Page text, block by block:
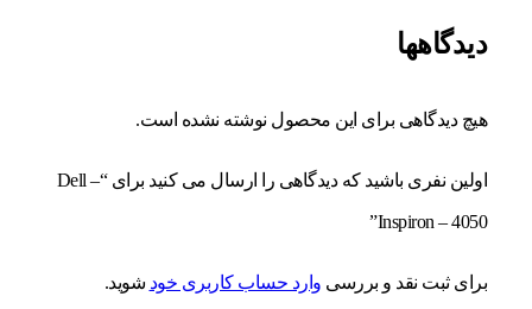
دیدگاهها
هیچ دیدگاهی برای این محصول نوشته نشده است.
اولین نفری باشید که دیدگاهی را ارسال می کنید برای “Dell –
Inspiron – 4050”
برای ثبت نقد و بررسی وارد حساب کاربری خود شوید.